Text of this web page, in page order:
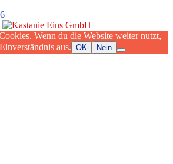
Wenn du die Website weiter nutzt,
aus. OK Nein